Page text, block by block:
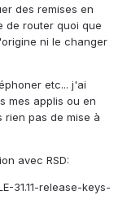
des remises en
de router quoi que
ni le changer
etc... j'ai
mes applis ou en
pas de mise à
avec RSD:
31.11-release-keys-